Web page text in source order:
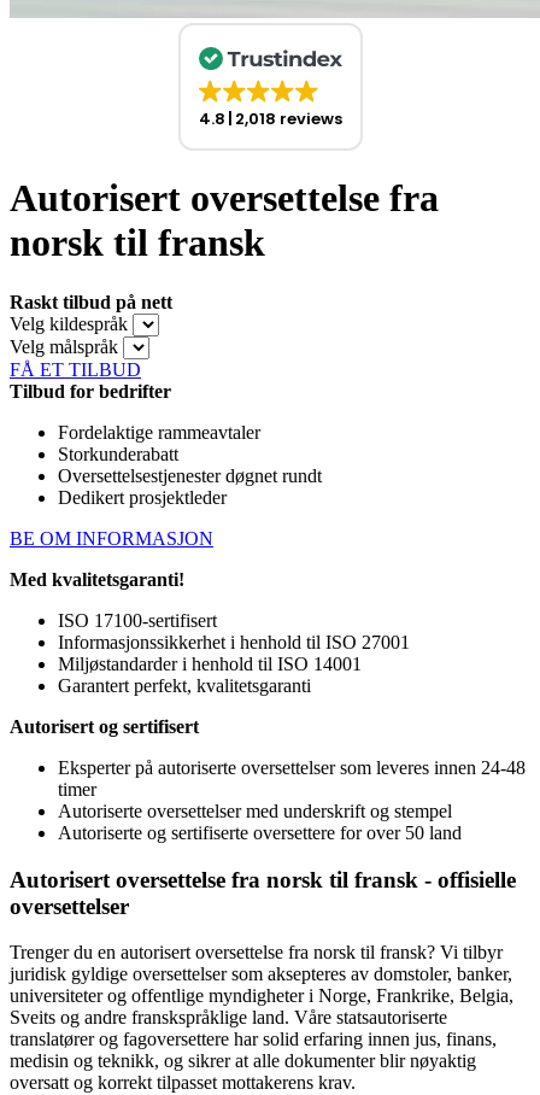
4.8 2,018 reviews
Autorisert oversettelse fra
norsk til fransk
Raskt tilbud på nett
Velg kildespråk
Velg målspråk
FÅ ET TILBUD
Tilbud for bedrifter
Fordelaktige rammeavtaler
Storkunderabatt
Oversettelsestjenester døgnet rundt
Dedikert prosjektleder
BE OM INFORMASJON
Med kvalitetsgaranti!
ISO 17100-sertifisert
Informasjonssikkerhet i henhold til ISO 27001
Miljøstandarder i henhold til ISO 14001
Garantert perfekt, kvalitetsgaranti
Autorisert og sertifisert
Eksperter på autoriserte oversettelser som leveres innen 24-48
timer
Autoriserte oversettelser med underskrift og stempel
Autoriserte og sertifiserte oversettere for over 50 land
Autorisert oversettelse fra norsk til fransk - offisielle
oversettelser
Trenger du en autorisert oversettelse fra norsk til fransk? Vi tilbyr
juridisk gyldige oversettelser som aksepteres av domstoler, banker,
universiteter og offentlige myndigheter i Norge, Frankrike, Belgia,
Sveits og andre franskspråklige land. Våre statsautoriserte
translatører og fagoversettere har solid erfaring innen jus, finans,
medisin og teknikk, og sikrer at alle dokumenter blir nøyaktig
oversatt og korrekt tilpasset mottakerens krav.